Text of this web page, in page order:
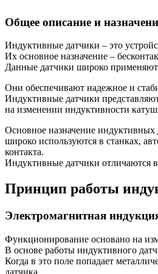
Общее описание и
Индуктивные датчики – это
Их основное назначение –
Данные датчики широко
Они обеспечивают надежное и
Индуктивные датчики
на изменении индуктивности
Основное назначение
широко используются в станках,
контакта.
Индуктивные датчики отличаются
Принцип работы
Электромагнитная
Функционирование основано на
В основе работы индуктивного
Когда в это поле попадает
датчика.